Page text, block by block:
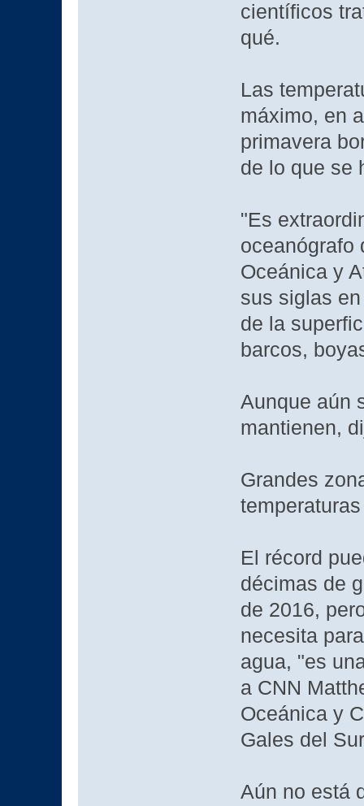
científicos
qué.
Las
máximo, en
primavera
de lo que se
"Es
oceanógrafo
Oceánica y
sus siglas
de la
barcos,
Aunque aún
mantienen,
Grandes
El récord
décimas de
de 2016,
necesita
agua, "es
a CNN
Oceánica y
Gales del
Aún no está